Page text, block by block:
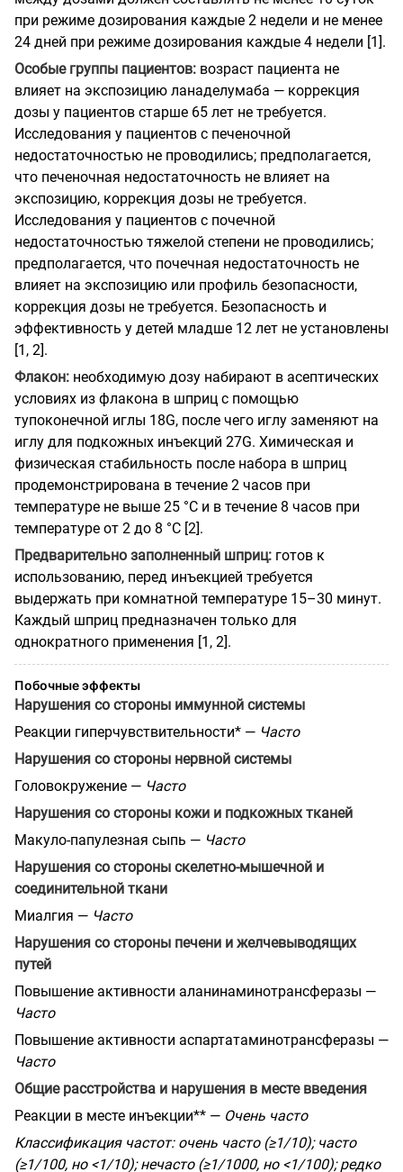
при режиме дозирования каждые 2 недели и не менее
24 дней при режиме дозирования каждые 4 недели [1].
Особые группы пациентов: возраст пациента не
влияет на экспозицию ланаделумаба — коррекция
дозы у пациентов старше 65 лет не требуется.
Исследования у пациентов с печеночной
недостаточностью не проводились; предполагается,
что печеночная недостаточность не влияет на
экспозицию, коррекция дозы не требуется.
Исследования у пациентов с почечной
недостаточностью тяжелой степени не проводились;
предполагается, что почечная недостаточность не
влияет на экспозицию или профиль безопасности,
коррекция дозы не требуется. Безопасность и
эффективность у детей младше 12 лет не установлены
[1, 2].
Флакон: необходимую дозу набирают в асептических
условиях из флакона в шприц с помощью
тупоконечной иглы 18G, после чего иглу заменяют на
иглу для подкожных инъекций 27G. Химическая и
физическая стабильность после набора в шприц
продемонстрирована в течение 2 часов при
температуре не выше 25 °C и в течение 8 часов при
температуре от 2 до 8 °C [2].
Предварительно заполненный шприц: готов к
использованию, перед инъекцией требуется
выдержать при комнатной температуре 15–30 минут.
Каждый шприц предназначен только для
однократного применения [1, 2].
Побочные эффекты
Нарушения со стороны иммунной системы
Реакции гиперчувствительности* — Часто
Нарушения со стороны нервной системы
Головокружение — Часто
Нарушения со стороны кожи и подкожных тканей
Макуло-папулезная сыпь — Часто
Нарушения со стороны скелетно-мышечной и
соединительной ткани
Миалгия — Часто
Нарушения со стороны печени и желчевыводящих
путей
Повышение активности аланинаминотрансферазы —
Часто
Повышение активности аспартатаминотрансферазы —
Часто
Общие расстройства и нарушения в месте введения
Реакции в месте инъекции** — Очень часто
Классификация частот: очень часто (≥1/10); часто
(≥1/100, но <1/10); нечасто (≥1/1000, но <1/100); редко